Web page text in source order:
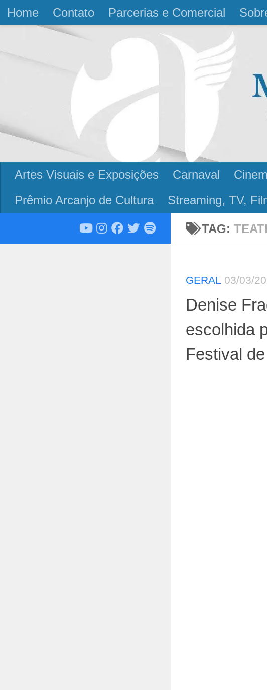
Skip to content
Home Contato Parcerias e Comercial
Artes Visuais e Exposições Carnaval
Prêmio Arcanjo de Cultura
Streaming, TV,
TAG:
GERAL 03/03/
Denise
escolhida
Festival